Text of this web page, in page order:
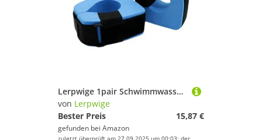
Lerpwige 1pair Schwimmwasser Sportmanschetten Knöchel Armgürtel Mit Einstellbarem Gurtband Schwimmband Schwimmer Hoop Für Kinder Erwachsener Knöchelgürtel
von Lerpwige
Bester Preis
15,87 €
gefunden bei Amazon
zuletzt überprüft am 27.09.2025 um 00:03; der